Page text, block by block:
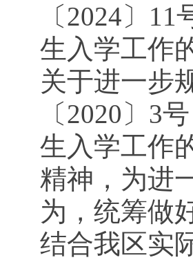
〔2024〕
生入学工作
关于进一步
〔2020〕3
生入学工作
精神，为进
为，统筹做
结合我区实